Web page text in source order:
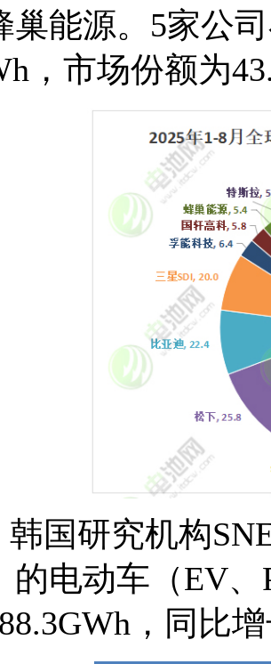
巢能源。5家公
，市场份额为
国研究机构
的电动车（EV
，同比